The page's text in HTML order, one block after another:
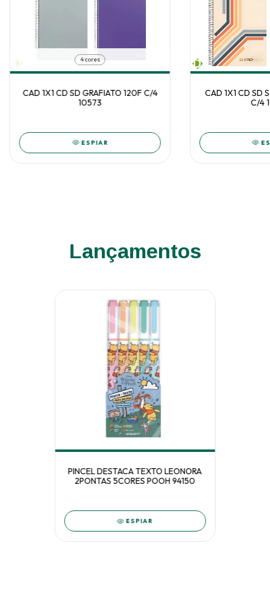
4 cores
CAD 1X1 CD SD GRAFIATO 120F C/4
10573
ESPIAR
CAD 1X1 CD SD
C/4
Lançamentos
PINCEL DESTACA TEXTO LEONORA
2PONTAS 5CORES POOH 94150
ESPIAR